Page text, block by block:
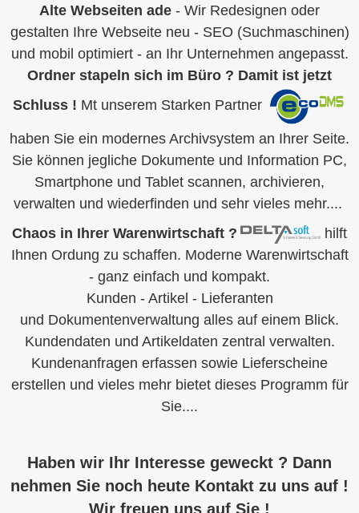
Alte Webseiten ade - Wir Redesignen oder
gestalten Ihre Webseite neu - SEO (Suchmaschinen)
und mobil optimiert - an Ihr Unternehmen angepasst.
Ordner stapeln sich im Büro ? Damit ist jetzt
Schluss ! Mt unserem Starken Partner
haben Sie ein modernes Archivsystem an Ihrer Seite.
Sie können jegliche Dokumente und Information PC,
Smartphone und Tablet scannen, archivieren,
verwalten und wiederfinden und sehr vieles mehr....
Chaos in Ihrer Warenwirtschaft ?
hilft
Ihnen Ordung zu schaffen. Moderne Warenwirtschaft
- ganz einfach und kompakt.
Kunden - Artikel - Lieferanten
und Dokumentenverwaltung alles auf einem Blick.
Kundendaten und Artikeldaten zentral verwalten.
Kundenanfragen erfassen sowie Lieferscheine
erstellen und vieles mehr bietet dieses Programm für
Sie....
Haben wir Ihr Interesse geweckt ? Dann
nehmen Sie noch heute Kontakt zu uns auf !
Wir freuen uns auf Sie !